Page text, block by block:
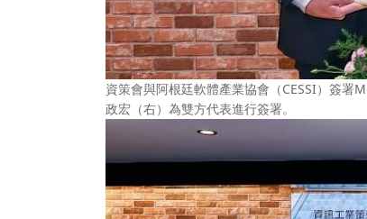
資策會與阿根廷軟體產業協會（CESSI）簽
政宏（右）為雙方代表進行簽署。